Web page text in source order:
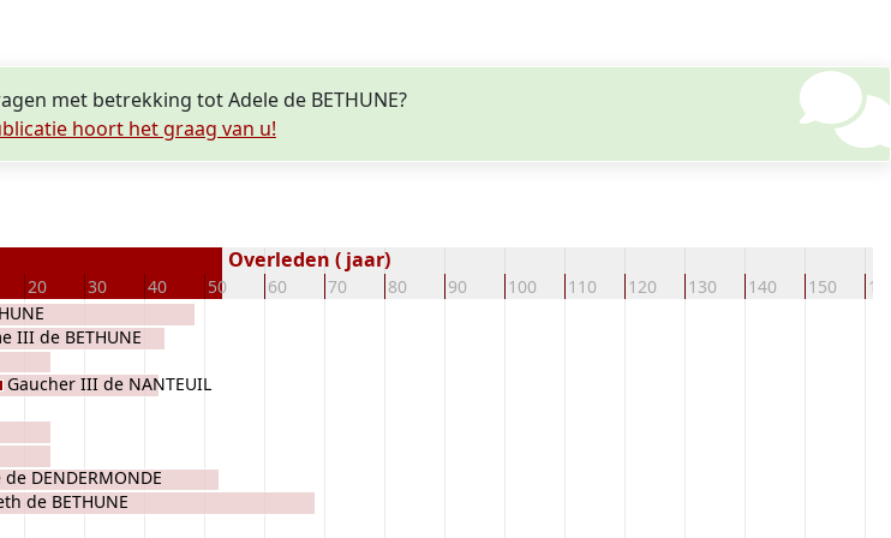
met betrekking tot Adele de BETHUNE?
hoort het graag van u!
20 30 40 50 60 70 80 90 100 110 120 130 140 150
Overleden ( jaar)
III de BETHUNE
DENDERMONDE
de BETHUNE
Gaucher III de NANTEUIL